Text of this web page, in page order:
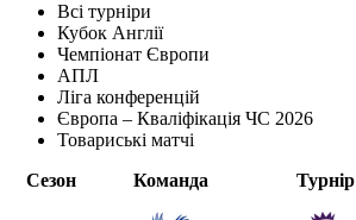
Всі турніри
Кубок Англії
Чемпіонат Європи
АПЛ
Ліга конференцій
Європа – Кваліфікація ЧС 2026
Товариські матчі
Сезон
Команда Турнір